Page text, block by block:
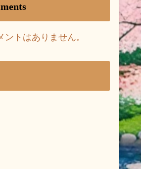
トはありません。